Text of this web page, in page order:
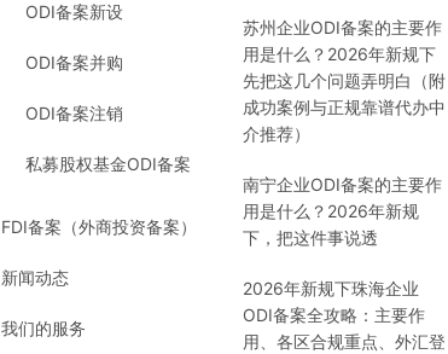
ODI备案新设
ODI备案并购
ODI备案注销
私募股权基金ODI备案
FDI备案（外商投资备案）
新闻动态
我们的服务
苏州企业ODI备案的主要作
用是什么？2026年新规下
先把这几个问题弄明白（附
成功案例与正规靠谱代办中
介推荐）
南宁企业ODI备案的主要作
用是什么？2026年新规
下，把这件事说透
2026年新规下珠海企业
ODI备案全攻略：主要作
用、各区合规重点、外汇登